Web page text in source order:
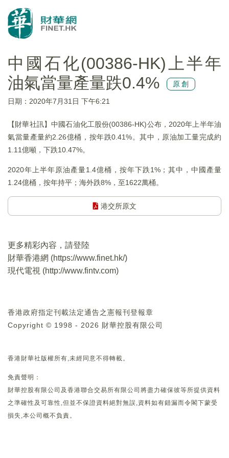
中國石化(00386-HK)上半年
油氣當量產量跌0.4%
原創
日期：2020年7月31日 下午6:21
【財華社訊】中國石油化工股份(00386-HK)公布，2020年上半年油
氣當量產量約2.26億桶，按年跌0.41%。其中，原油加工量完成約
1.11億噸，下跌10.47%。
2020年上半年原油產量1.4億桶，按年下跌1%；其中，中國產量
1.24億桶，按年持平；海外跌8%，至1622萬桶。
港交所原文
更多精彩內容，請登陸
財華香港網 (https://www.finet.hk/)
現代電視 (http://www.fintv.com)
香港政府指定刊載法定通告之憲報刊登報章
Copyright © 1998 - 2026 財華控股有限公司
香港財華社版權所有,未經同意不得轉載。
免責聲明：
財華控股有限公司及香港聯合交易所有限公司將盡力確保彼等所提供資料
之準確性及可靠性,但並不保證資料絕對無誤,資料如有錯漏而令閣下蒙受
損失,本公司概不負責。